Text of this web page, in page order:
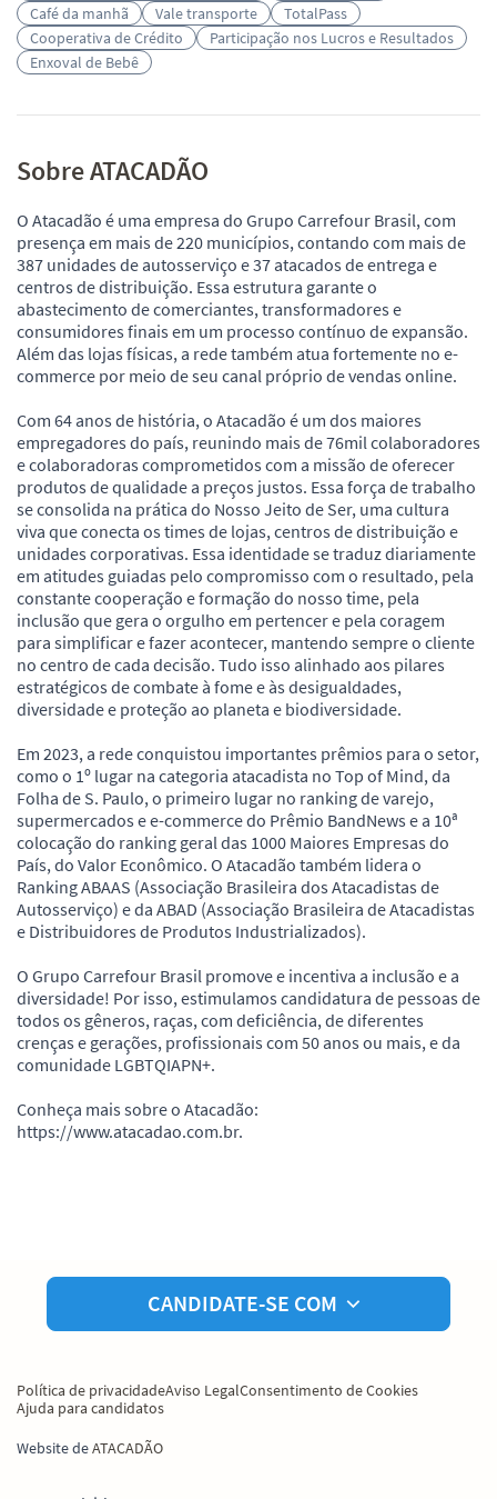
Café da manhã
Vale transporte
TotalPass
Cooperativa de Crédito
Participação nos Lucros e Resultados
Enxoval de Bebê
Sobre ATACADÃO
O Atacadão é uma empresa do Grupo Carrefour Brasil, com
presença em mais de 220 municípios, contando com mais de
387 unidades de autosserviço e 37 atacados de entrega e
centros de distribuição. Essa estrutura garante o
abastecimento de comerciantes, transformadores e
consumidores finais em um processo contínuo de expansão.
Além das lojas físicas, a rede também atua fortemente no e-
commerce por meio de seu canal próprio de vendas online.
Com 64 anos de história, o Atacadão é um dos maiores
empregadores do país, reunindo mais de 76mil colaboradores
e colaboradoras comprometidos com a missão de oferecer
produtos de qualidade a preços justos. Essa força de trabalho
se consolida na prática do Nosso Jeito de Ser, uma cultura
viva que conecta os times de lojas, centros de distribuição e
unidades corporativas. Essa identidade se traduz diariamente
em atitudes guiadas pelo compromisso com o resultado, pela
constante cooperação e formação do nosso time, pela
inclusão que gera o orgulho em pertencer e pela coragem
para simplificar e fazer acontecer, mantendo sempre o cliente
no centro de cada decisão. Tudo isso alinhado aos pilares
estratégicos de combate à fome e às desigualdades,
diversidade e proteção ao planeta e biodiversidade.
Em 2023, a rede conquistou importantes prêmios para o setor,
como o 1º lugar na categoria atacadista no Top of Mind, da
Folha de S. Paulo, o primeiro lugar no ranking de varejo,
supermercados e e-commerce do Prêmio BandNews e a 10ª
colocação do ranking geral das 1000 Maiores Empresas do
País, do Valor Econômico. O Atacadão também lidera o
Ranking ABAAS (Associação Brasileira dos Atacadistas de
Autosserviço) e da ABAD (Associação Brasileira de Atacadistas
e Distribuidores de Produtos Industrializados).
O Grupo Carrefour Brasil promove e incentiva a inclusão e a
diversidade! Por isso, estimulamos candidatura de pessoas de
todos os gêneros, raças, com deficiência, de diferentes
crenças e gerações, profissionais com 50 anos ou mais, e da
comunidade LGBTQIAPN+.
Conheça mais sobre o Atacadão:
https://www.atacadao.com.br.
CANDIDATE-SE COM
Política de privacidadeAviso LegalConsentimento de Cookies
Ajuda para candidatos
Website deATACADÃO